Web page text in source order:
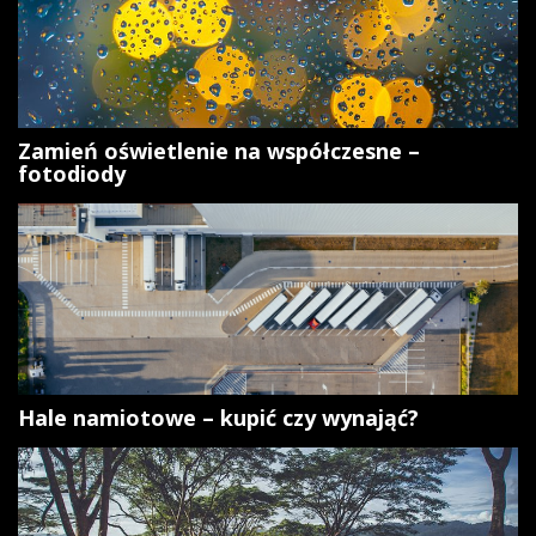
Zamień oświetlenie na współczesne –
fotodiody
Hale namiotowe – kupić czy wynająć?